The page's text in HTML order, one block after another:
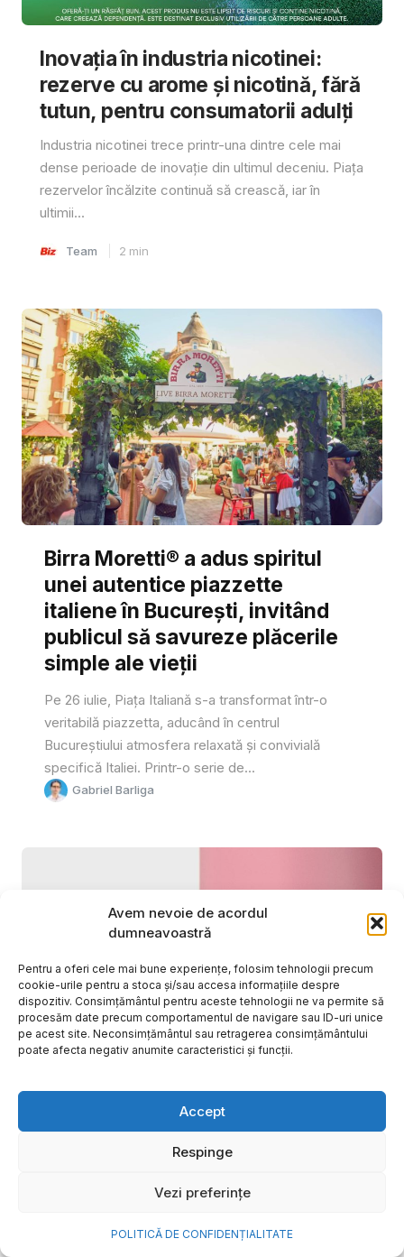
Avem nevoie de acordul
dumneavoastră
Pentru a oferi cele mai bune experiențe, folosim tehnologii precum
cookie-urile pentru a stoca și/sau accesa informațiile despre
dispozitiv. Consimțământul pentru aceste tehnologii ne va permite să
procesăm date precum comportamentul de navigare sau ID-uri unice
pe acest site. Neconsimțământul sau retragerea consimțământului
poate afecta negativ anumite caracteristici și funcții.
Accept
Respinge
Vezi preferințe
POLITICĂ DE CONFIDENȚIALITATE
Inovația în industria nicotinei:
rezerve cu arome și nicotină, fără
tutun, pentru consumatorii adulți
Industria nicotinei trece printr-una dintre cele mai
dense perioade de inovație din ultimul deceniu. Piața
rezervelor încălzite continuă să crească, iar în
ultimii...
Team 2 min
Birra Moretti® a adus spiritul
unei autentice piazzette
italiene în București, invitând
publicul să savureze plăcerile
simple ale vieții
Pe 26 iulie, Piața Italiană s-a transformat într-o
veritabilă piazzetta, aducând în centrul
Bucureștiului atmosfera relaxată și convivială
specifică Italiei. Printr-o serie de...
Gabriel Barliga
Cum transformi cele mai
frumoase amintiri ale verii într-
o bijuterie Pandora pe care o
se întâmplă cele mai importante lucruri. Plecăm în